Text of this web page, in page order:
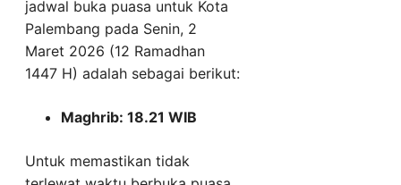
jadwal buka puasa untuk Kota
Palembang pada Senin, 2
Maret 2026 (12 Ramadhan
1447 H) adalah sebagai berikut:
Maghrib: 18.21 WIB
Untuk memastikan tidak